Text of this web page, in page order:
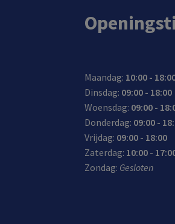
Maandag: 10:00 -
Dinsdag: 09:00 - 18:00
Woensdag: 09:00 -
Donderdag: 09:00 -
Vrijdag: 09:00 - 18:00
Zaterdag: 10:00 -
Zondag: Gesloten